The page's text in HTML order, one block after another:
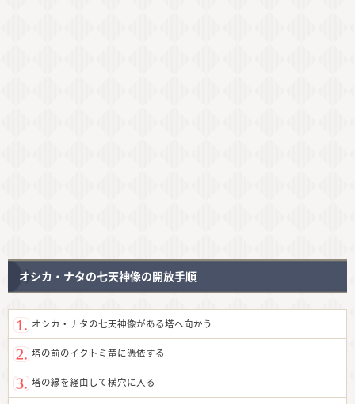
オシカ・ナタの七天神像の開放手順
オシカ・ナタの七天神像がある塔へ向かう
塔の前のイクトミ竜に憑依する
塔の縁を経由して横穴に入る